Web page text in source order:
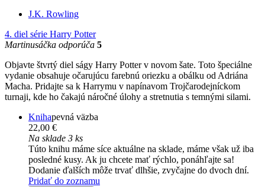
J.K. Rowling
4. diel série Harry Potter
Martinusáčka odporúča 5
Objavte štvrtý diel ságy Harry Potter v novom šate. Toto špeciálne
vydanie obsahuje očarujúcu farebnú oriezku a obálku od Adriána
Macha. Pridajte sa k Harrymu v napínavom Trojčarodejníckom
turnaji, kde ho čakajú náročné úlohy a stretnutia s temnými silami.
Knihapevná väzba
22,00 €
Na sklade 3 ks
Túto knihu máme síce aktuálne na sklade, máme však už iba
posledné kusy. Ak ju chcete mať rýchlo, ponáhľajte sa!
Dodanie ďalších môže trvať dlhšie, zvyčajne do dvoch dní.
Pridať do zoznamu